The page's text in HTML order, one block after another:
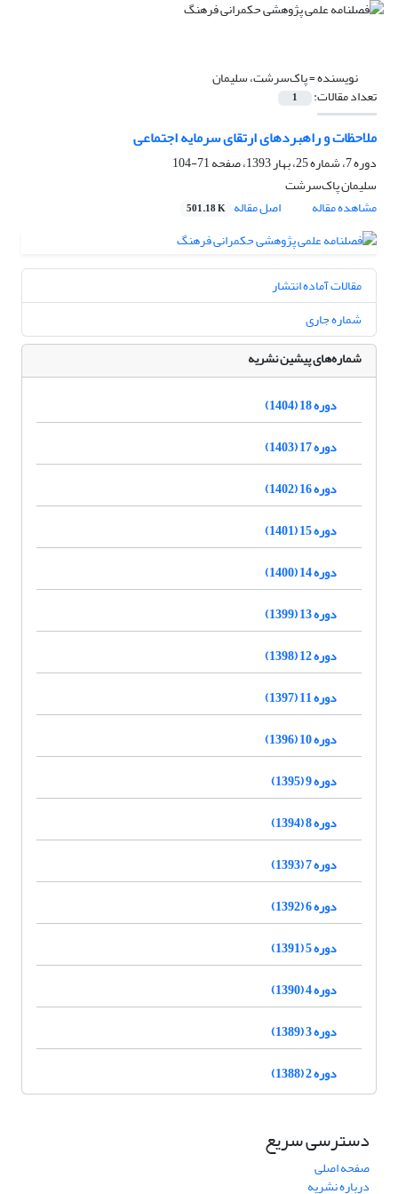
نویسنده =پاک‌سرشت، سلیمان
تعداد مقالات: 1
ملاحظات و راهبردهای ارتقای سرمایه اجتماعی
دوره 7، شماره 25، بهار 1393، صفحه
71-104
سلیمان پاک‌سرشت
مشاهده مقاله
اصل مقاله 501.18 K
مقالات آماده انتشار
شماره جاری
شماره‌های پیشین نشریه
دوره 18 (1404)
دوره 17 (1403)
دوره 16 (1402)
دوره 15 (1401)
دوره 14 (1400)
دوره 13 (1399)
دوره 12 (1398)
دوره 11 (1397)
دوره 10 (1396)
دوره 9 (1395)
دوره 8 (1394)
دوره 7 (1393)
دوره 6 (1392)
دوره 5 (1391)
دوره 4 (1390)
دوره 3 (1389)
دوره 2 (1388)
دسترسی سریع
صفحه اصلی
درباره نشریه